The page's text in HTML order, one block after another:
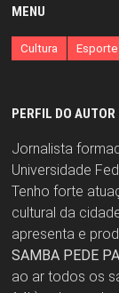
MENU
Cultura Esporte
PERFIL DO AUTOR
Jornalista
Universidade
Tenho forte
cultural da
apresenta e
SAMBA PEDE
ao ar todos os